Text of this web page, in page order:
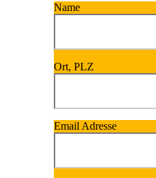
Name
Ort, PLZ
Email Adresse